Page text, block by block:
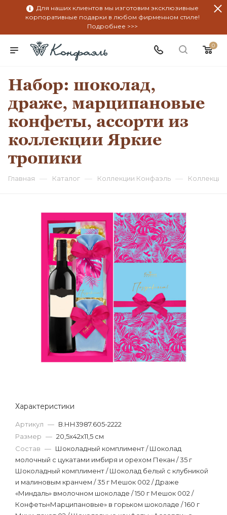
Для наших клиентов мы изготовим эксклюзивные
корпоративные подарки в любом фирменном стиле!
Подробнее >>>
0
Набор: шоколад,
драже, марципановые
конфеты, ассорти из
коллекции Яркие
тропики
Главная — Каталог — Коллекции Конфаэль —
Характеристики
Артикул — В.НН3987.605-2222
Размер — 20,5х42х11,5 см
Состав — Шоколадный комплимент / Шоколад
молочный с цукатами имбиря и орехом Пекан / 35 г
Шоколадный комплимент / Шоколад белый с клубникой
и малиновым кранчем / 35 г Мешок 002 / Драже
«Миндаль» вмолочном шоколаде / 150 г Мешок 002 /
Конфеты«Марципановые» в горьком шоколаде / 160 г